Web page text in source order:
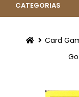
CATEGORIAS
Card